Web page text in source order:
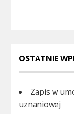
OSTATNIE
Zapis w
uznaniowej